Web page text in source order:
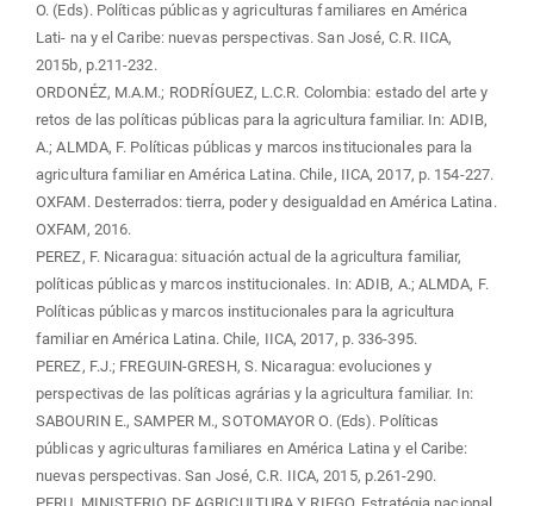
O. (Eds). Políticas públicas y agriculturas familiares en América
Lati- na y el Caribe: nuevas perspectivas. San José, C.R. IICA,
2015b, p.211-232.
ORDONÉZ, M.A.M.; RODRÍGUEZ, L.C.R. Colombia: estado del arte y
retos de las políticas públicas para la agricultura familiar. In: ADIB,
A.; ALMDA, F. Políticas públicas y marcos institucionales para la
agricultura familiar en América Latina. Chile, IICA, 2017, p. 154-227.
OXFAM. Desterrados: tierra, poder y desigualdad en América Latina.
OXFAM, 2016.
PEREZ, F. Nicaragua: situación actual de la agricultura familiar,
políticas públicas y marcos institucionales. In: ADIB, A.; ALMDA, F.
Políticas públicas y marcos institucionales para la agricultura
familiar en América Latina. Chile, IICA, 2017, p. 336-395.
PEREZ, F.J.; FREGUIN-GRESH, S. Nicaragua: evoluciones y
perspectivas de las políticas agrárias y la agricultura familiar. In:
SABOURIN E., SAMPER M., SOTOMAYOR O. (Eds). Políticas
públicas y agriculturas familiares en América Latina y el Caribe:
nuevas perspectivas. San José, C.R. IICA, 2015, p.261-290.